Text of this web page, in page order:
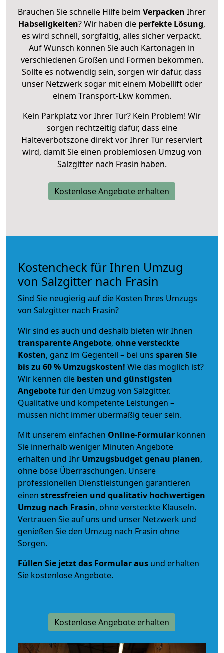
Brauchen Sie schnelle Hilfe beim Verpacken Ihrer
Habseligkeiten? Wir haben die perfekte Lösung,
es wird schnell, sorgfältig, alles sicher verpackt.
Auf Wunsch können Sie auch Kartonagen in
verschiedenen Größen und Formen bekommen.
Sollte es notwendig sein, sorgen wir dafür, dass
unser Netzwerk sogar mit einem Möbellift oder
einem Transport-Lkw kommen.
Kein Parkplatz vor Ihrer Tür? Kein Problem! Wir
sorgen rechtzeitig dafür, dass eine
Halteverbotszone direkt vor Ihrer Tür reserviert
wird, damit Sie einen problemlosen Umzug von
Salzgitter nach Frasin haben.
Kostenlose Angebote erhalten
Kostencheck für Ihren Umzug
von Salzgitter nach Frasin
Sind Sie neugierig auf die Kosten Ihres Umzugs
von Salzgitter nach Frasin?
Wir sind es auch und deshalb bieten wir Ihnen
transparente Angebote, ohne versteckte
Kosten, ganz im Gegenteil – bei uns sparen Sie
bis zu 60 % Umzugskosten! Wie das möglich ist?
Wir kennen die besten und günstigsten
Angebotefür den Umzug von Salzgitter.
Qualitative und kompetente Leistungen –
müssen nicht immer übermäßig teuer sein.
Mit unserem einfachen Online-Formular können
Sie innerhalb weniger Minuten Angebote
erhalten und Ihr Umzugsbudgetgenau planen,
ohne böse Überraschungen. Unsere
professionellen Dienstleistungen garantieren
einen stressfreien und qualitativ hochwertigen
Umzug nach Frasin, ohne versteckte Klauseln.
Vertrauen Sie auf uns und unser Netzwerk und
genießen Sie den Umzug nach Frasin ohne
Sorgen.
Füllen Sie jetzt das Formular aus und erhalten
Sie kostenlose Angebote.
Kostenlose Angebote erhalten